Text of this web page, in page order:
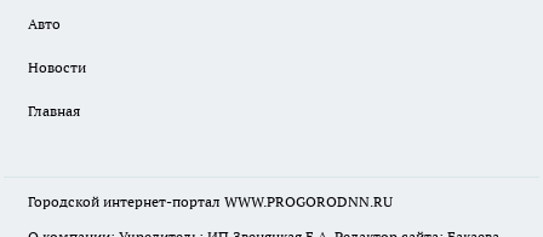
Авто
Новости
Главная
Городской интернет-портал WWW.PROGORODNN.RU